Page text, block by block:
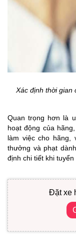
Xác định thời gian
Quan trọng hơn là
hoạt động của
làm việc cho hãng,
thưởng và phạt
định chi tiết khi tuyển
Đặt xe